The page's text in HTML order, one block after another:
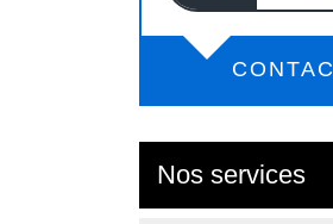
Nos services